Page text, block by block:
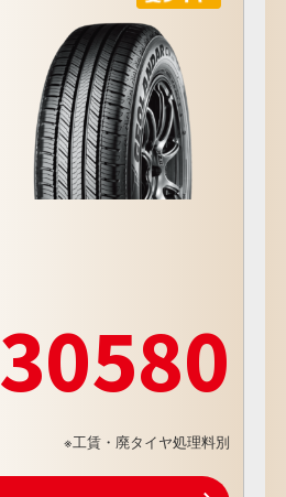
30580
※工賃・廃タイヤ処理料別